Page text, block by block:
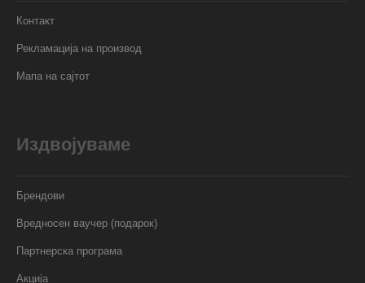
Контакт
Рекламација на производ
Мапа на сајтот
Издвојуваме
Брендови
Вредносен ваучер (подарок)
Партнерска програма
Акција